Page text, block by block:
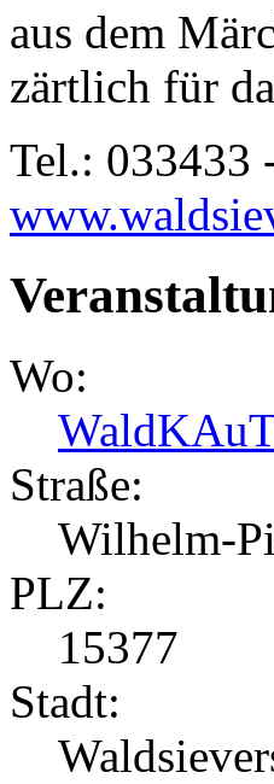
aus dem
zärtlich für
Tel.: 033433
Wo:
Straße:
Wilhelm-
PLZ:
15377
Stadt: